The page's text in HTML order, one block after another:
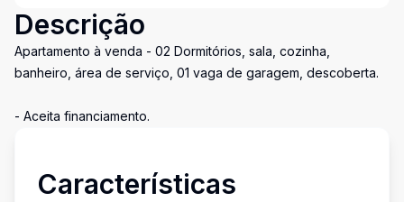
Descrição
Apartamento à venda - 02 Dormitórios, sala, cozinha,
banheiro, área de serviço, 01 vaga de garagem, descoberta.
- Aceita financiamento.
Características